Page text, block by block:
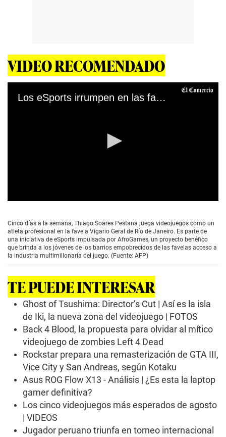
VIDEO RECOMENDADO
Los eSports irrumpen en las favelas de Rio de Janeiro
e
c
o
n
d
f
0
s
Cinco días a la semana, Thiago Soares Pestana juega videojuegos como un
atleta profesional en la favela Vigario Geral de Río de Janeiro. Es parte de
una iniciativa de eSports impulsada por AfroGames, un proyecto benéfico
que brinda a los jóvenes de los barrios empobrecidos de las favelas acceso a
la industria multimillonaria del juego. (Fuente: AFP)
TE PUEDE INTERESAR
Ghost of Tsushima: Director’s Cut | Así es la isla
de Iki, la nueva zona del videojuego | FOTOS
Back 4 Blood, la propuesta para olvidar al mítico
videojuego de zombies Left 4 Dead
Rockstar prepara una remasterización de GTA III,
Vice City y San Andreas, según Kotaku
Asus ROG Flow X13 - Análisis | ¿Es esta la laptop
gamer definitiva?
Los cinco videojuegos más esperados de agosto
| VIDEOS
Jugador peruano triunfa en torneo internacional